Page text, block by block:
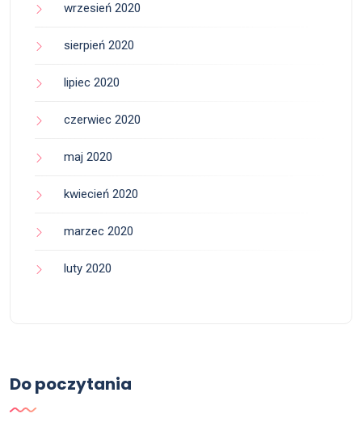
wrzesień 2020
sierpień 2020
lipiec 2020
czerwiec 2020
maj 2020
kwiecień 2020
marzec 2020
luty 2020
Do poczytania